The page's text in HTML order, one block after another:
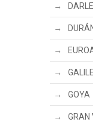
GOYA
GRAN